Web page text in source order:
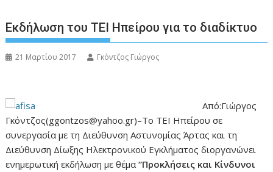
Εκδήλωση του ΤΕΙ Ηπείρου για το διαδίκτυο
21 Μαρτίου 2017 Γκόντζος Γιώργος
Από:Γιώργος
Γκόντζος(ggontzos@yahoo.gr)–Το ΤΕΙ Ηπείρου σε
συνεργασία με τη Διεύθυνση Αστυνομίας Άρτας και τη
Διεύθυνση Δίωξης Ηλεκτρονικού Εγκλήματος διοργανώνει
ενημερωτική εκδήλωση με θέμα“Προκλήσεις και Κίνδυνοι